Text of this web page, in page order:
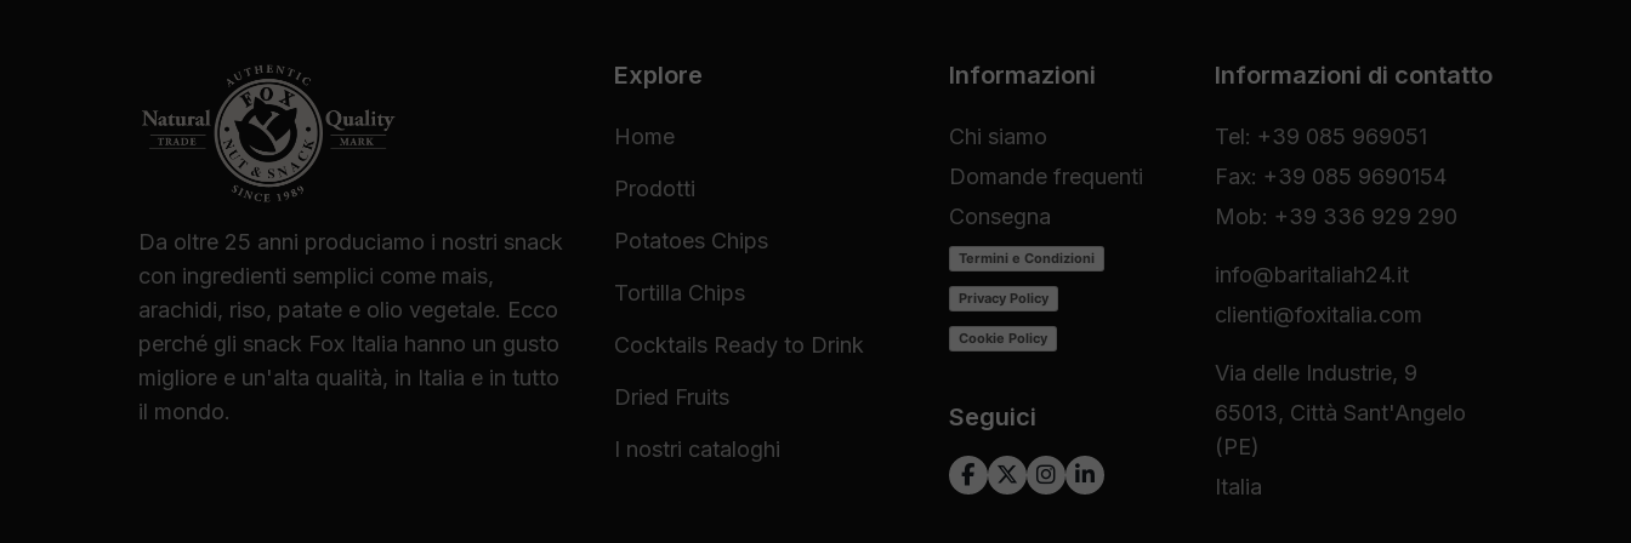
Da oltre 25 anni produciamo i nostri snack
con ingredienti semplici come mais,
arachidi, riso, patate e olio vegetale. Ecco
perché gli snack Fox Italia hanno un gusto
migliore e un'alta qualità, in Italia e in tutto
il mondo.
Explore
Home
Prodotti
Potatoes Chips
Tortilla Chips
Cocktails Ready to Drink
Dried Fruits
I nostri cataloghi
Informazioni
Chi siamo
Domande frequenti
Consegna
Termini e Condizioni
Privacy Policy
Cookie Policy
Seguici
Informazioni di contatto
Tel: +39 085 969051
Fax: +39 085 9690154
Mob: +39 336 929 290
info@baritaliah24.it
clienti@foxitalia.com
Via delle Industrie, 9
65013, Città Sant'Angelo
(PE)
Italia